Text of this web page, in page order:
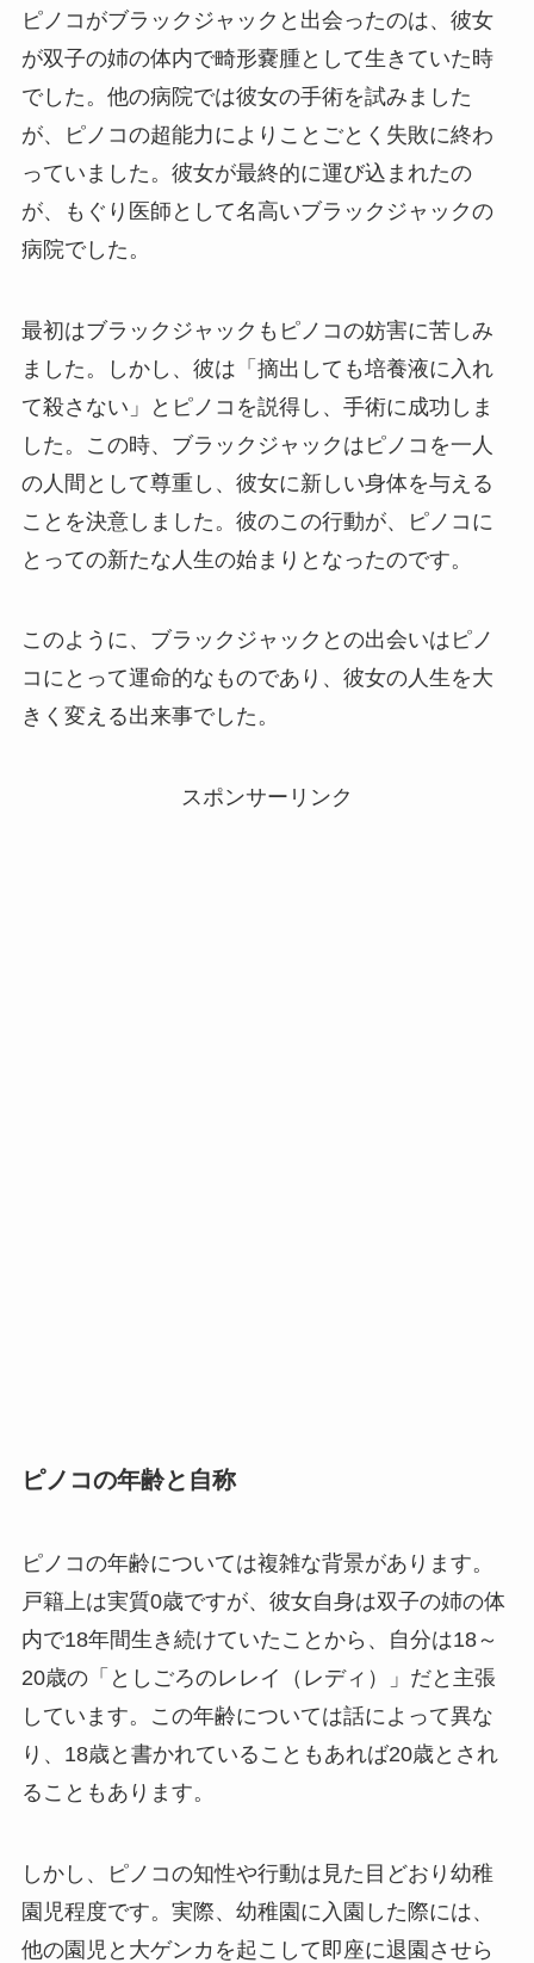
ピノコがブラックジャックと出会ったのは、彼女
が双子の姉の体内で畸形嚢腫として生きていた時
でした。他の病院では彼女の手術を試みました
が、ピノコの超能力によりことごとく失敗に終わ
っていました。彼女が最終的に運び込まれたの
が、もぐり医師として名高いブラックジャックの
病院でした。
最初はブラックジャックもピノコの妨害に苦しみ
ました。しかし、彼は「摘出しても培養液に入れ
て殺さない」とピノコを説得し、手術に成功しま
した。この時、ブラックジャックはピノコを一人
の人間として尊重し、彼女に新しい身体を与える
ことを決意しました。彼のこの行動が、ピノコに
とっての新たな人生の始まりとなったのです。
このように、ブラックジャックとの出会いはピノ
コにとって運命的なものであり、彼女の人生を大
きく変える出来事でした。
スポンサーリンク
ピノコの年齢と自称
ピノコの年齢については複雑な背景があります。
戸籍上は実質0歳ですが、彼女自身は双子の姉の体
内で18年間生き続けていたことから、自分は18～
20歳の「としごろのレレイ（レディ）」だと主張
しています。この年齢については話によって異な
り、18歳と書かれていることもあれば20歳とされ
ることもあります。
しかし、ピノコの知性や行動は見た目どおり幼稚
園児程度です。実際、幼稚園に入園した際には、
他の園児と大ゲンカを起こして即座に退園させら